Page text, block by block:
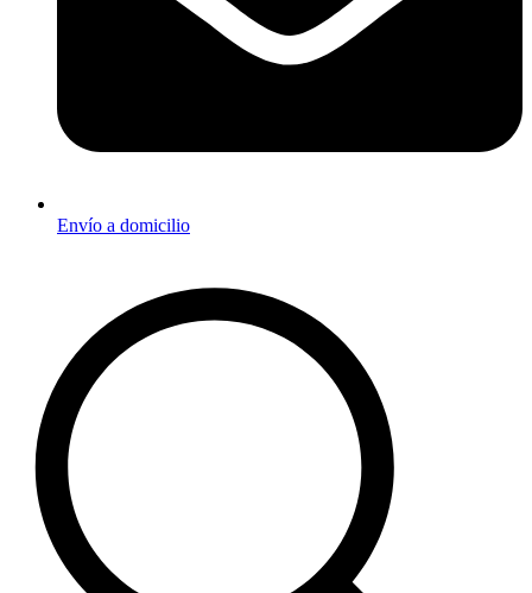
Envío a domicilio